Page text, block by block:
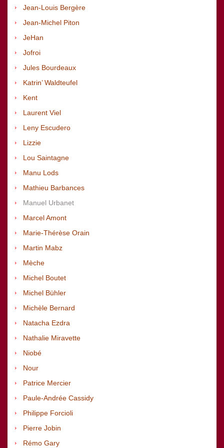
Jean-Louis Bergère
Jean-Michel Piton
JeHan
Jofroi
Jules Bourdeaux
Katrin’ Waldteufel
Kent
Laurent Viel
Leny Escudero
Lizzie
Lou Saintagne
Manu Lods
Mathieu Barbances
Manuel Urbanet
Marcel Amont
Marie-Thérèse Orain
Martin Mabz
Mèche
Michel Boutet
Michel Bühler
Michèle Bernard
Natacha Ezdra
Nathalie Miravette
Niobé
Nour
Patrice Mercier
Paule-Andrée Cassidy
Philippe Forcioli
Pierre Jobin
Rémo Gary